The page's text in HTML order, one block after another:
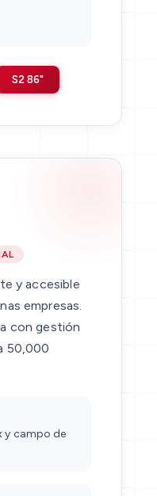
S2 86"
y accesible
empresas.
con gestión
50,000
y campo de